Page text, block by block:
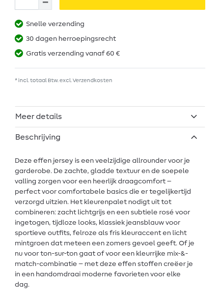
Snelle verzending
30 dagen herroepingsrecht
Gratis verzending vanaf 60 €
* incl. totaal Btw. excl. Verzendkosten
Meer details
Beschrijving
Deze effen jersey is een veelzijdige allrounder voor je
garderobe. De zachte, gladde textuur en de soepele
valling zorgen voor een heerlijk draagcomfort –
perfect voor comfortabele basics die er tegelijkertijd
verzorgd uitzien. Het kleurenpalet nodigt uit tot
combineren: zacht lichtgrijs en een subtiele rosé voor
ingetogen, tijdloze looks, klassiek jeansblauw voor
sportieve outfits, felroze als fris kleuraccent en licht
mintgroen dat meteen een zomers gevoel geeft. Of je
nu voor ton-sur-ton gaat of voor een kleurrijke mix-&-
match-combinatie – met deze effen stoffen creëer je
in een handomdraai moderne favorieten voor elke
dag.